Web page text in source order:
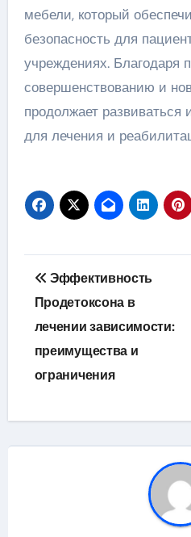
мебели, который
безопасность для
учреждениях. Благодаря
совершенствованию и
продолжает развиваться
для лечения и
Навигация
по
записям
Эффективность
Продетоксона в
лечении зависимости:
преимущества и
ограничения